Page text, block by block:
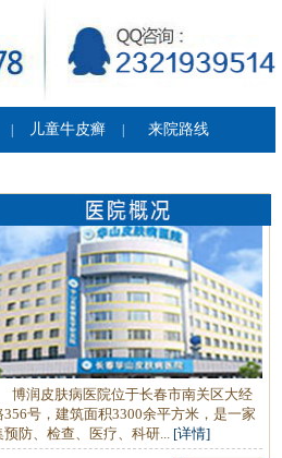
儿童牛皮癣 来院路线
博润皮肤病医院位于长春市南关区大经
356号，建筑面积3300余平方米，是一家
预防、检查、医疗、科研... [详情]